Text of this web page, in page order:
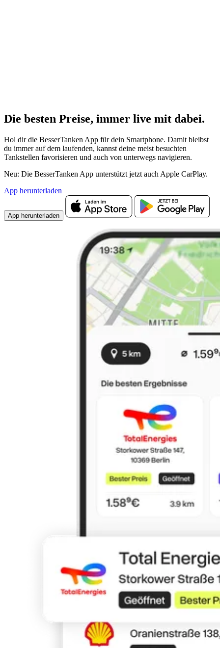
Die besten Preise, immer live mit dabei.
Hol dir die BesserTanken App für dein Smartphone. Damit bleibst
du immer auf dem laufenden, kannst deine meist besuchten
Tankstellen favorisieren und auch von unterwegs navigieren.
Neu: Die BesserTanken App unterstützt jetzt auch Apple CarPlay.
App herunterladen
App herunterladen